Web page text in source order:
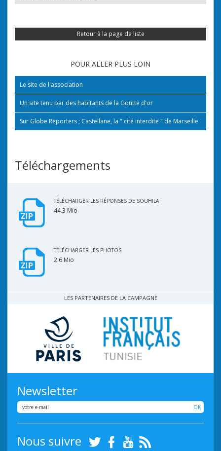
Retour à la page de liste
POUR ALLER PLUS LOIN
Le site de l'association
Un site tenu par des habitants de la Goutte d'or
Sur Globe Reporters ; Castellane, la " cité interdite " de Marseille
Téléchargements
TÉLÉCHARGER LES RÉPONSES DE SOUHILA
44.3 Mio
TÉLÉCHARGER LES PHOTOS
2.6 Mio
LES PARTENAIRES DE LA CAMPAGNE
Newsletter
OK
Nous suivre TwitterFacebookYoutube